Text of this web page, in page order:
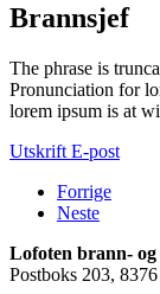
Brannsjef
The phrase is
Pronunciation for
lorem ipsum is at
Utskrift E-post
Forrige
Neste
Lofoten brann- og
Postboks 203,